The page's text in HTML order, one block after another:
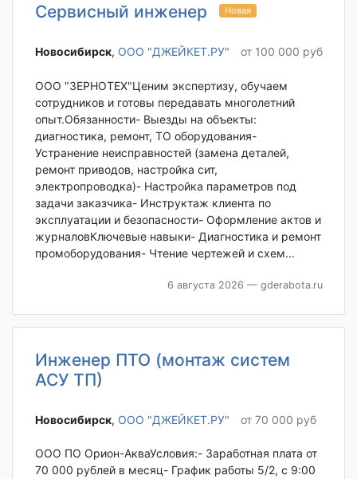
Сервисный инженер Новая
Новосибирск‎, ООО "ДЖЕЙКЕТ.РУ" от 100 000 руб
ООО "ЗЕРНОТЕХ"Ценим экспертизу, обучаем
сотрудников и готовы передавать многолетний
опыт.Обязанности- Выезды на объекты:
диагностика, ремонт, ТО оборудования-
Устранение неисправностей (замена деталей,
ремонт приводов, настройка сит,
электропроводка)- Настройка параметров под
задачи заказчика- Инструктаж клиента по
эксплуатации и безопасности- Оформление актов и
журналовКлючевые навыки- Диагностика и ремонт
промоборудования- Чтение чертежей и схем...
6 августа 2026 — gderabota.ru
Инженер ПТО (монтаж систем
АСУ ТП)
Новосибирск‎, ООО "ДЖЕЙКЕТ.РУ" от 70 000 руб
ООО ПО Орион-АкваУсловия:- Заработная плата от
70 000 рублей в месяц- График работы 5/2, с 9:00